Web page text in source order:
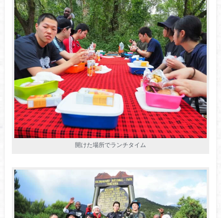
開けた場所でランチタイム